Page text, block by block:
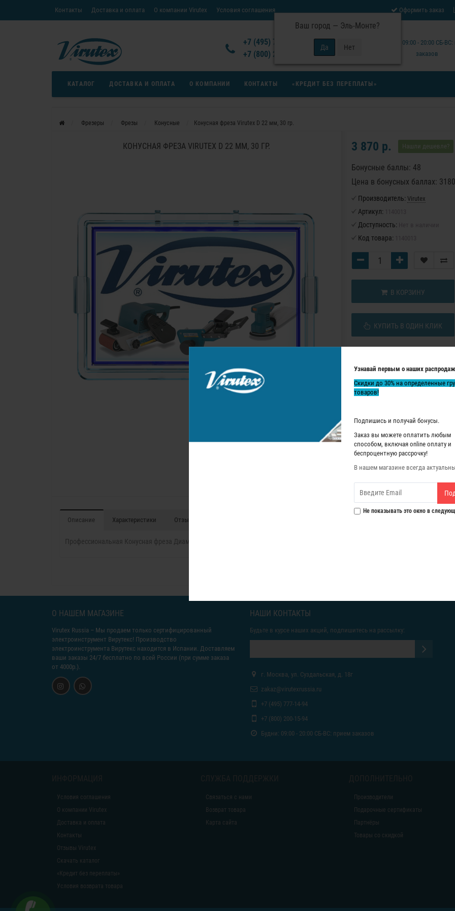
Узнавай первым о наших
Скидки до 30% на определенные
товаров!
Подпишись и получай бонусы.
Заказ вы можете оплатить любым
способом, включая online оплату и
беспроцентную рассрочку!
В нашем магазине всегда
Не показывать это окно в
Условия соглашения
О компании Virutex
Доставка и оплата
Контакты
Условия возврата товара
Ваш город — Эль-Монте?
Оформить заказ
+7 (495) 777-14-94
+7 (800) 200-15-94
Будни: 09:00 - 20:00 СБ-
заказов
КАТАЛОГ ДОСТАВКА И ОПЛАТА О КОМПАНИИ КОНТАКТЫ «КРЕДИТ БЕЗ ПЕРЕПЛАТЫ»
Фрезеры Фрезы Конусные Конусная фреза Virutex D 22 мм, 30 гр.
КОНУСНАЯ ФРЕЗА VIRUTEX D 22 ММ, 30 ГР. 3 870 р. Нашли дешевле?
Бонусные баллы: 48
Цена в бонусных баллах: 3180
Производитель: Virutex
Артикул:
Доступность:
Код товара:
В КОРЗИНУ
КУПИТЬ В ОДИН КЛИК
Описание Характеристики Отзывы (0)
Профессиональная Конусная фреза Диаметр 22 мм.
О НАШЕМ МАГАЗИНЕ
Virutex Russia – Мы продаем только сертифицированный
электроинструмент Вирутекс! Производство
электроинструмента Вирутекс находится в Испании. Доставляем
ваши заказы 24/7 бесплатно по всей России (при сумме заказа
от 4000р.).
НАШИ КОНТАКТЫ
Будьте в курсе наших акций, подпишитесь на рассылку:
г. Москва, ул. Суздальская, д. 18г
zakaz@virutexrussia.ru
+7 (495) 777-14-94
+7 (800) 200-15-94
Будни: 09:00 - 20:00 СБ-ВС: прием заказов
Условия соглашения
О компании Virutex
Доставка и оплата
Контакты
Отзывы Virutex
Скачать каталог
«Кредит без переплаты»
Условия возврата товара
Связаться с нами
Возврат товара
Карта сайта
Производители
Подарочные сертификаты
Партнёры
Товары со скидкой